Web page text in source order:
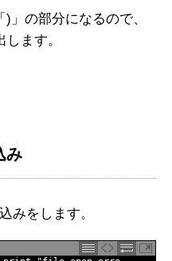
」の部分になるので、
ます。
み
みをします。